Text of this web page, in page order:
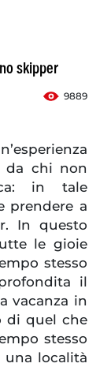
skipper
9889
da chi non
in tale
prendere a
In questo
le gioie
stesso
il
vacanza in
di quel che
stesso
una località